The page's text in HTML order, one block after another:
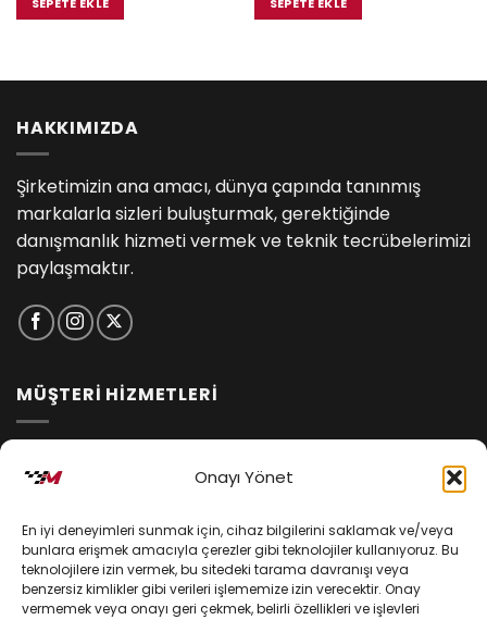
Onayı Yönet
En iyi deneyimleri sunmak için, cihaz bilgilerini saklamak ve/veya
bunlara erişmek amacıyla çerezler gibi teknolojiler kullanıyoruz. Bu
teknolojilere izin vermek, bu sitedeki tarama davranışı veya
benzersiz kimlikler gibi verileri işlememize izin verecektir. Onay
vermemek veya onayı geri çekmek, belirli özellikleri ve işlevleri
SEPETE EKLE SEPETE EKLE
HAKKIMIZDA
Şirketimizin ana amacı, dünya çapında tanınmış
markalarla sizleri buluşturmak, gerektiğinde
danışmanlık hizmeti vermek ve teknik tecrübelerimizi
paylaşmaktır.
MÜŞTERİ HİZMETLERİ
Kişisel Verilerin Korunması
Mesafeli Satış Sözleşmesi